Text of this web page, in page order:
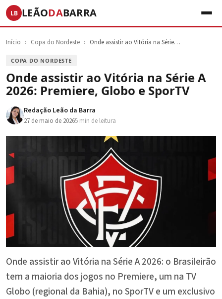
LB LEÃODABARRA
Início › Copa do Nordeste › Onde assistir ao Vitória na Série…
COPA DO NORDESTE
Onde assistir ao Vitória na Série A
2026: Premiere, Globo e SporTV
Redação Leão da Barra
27 de maio de 20265 min de leitura
Onde assistir ao Vitória na Série A 2026: o Brasileirão
tem a maioria dos jogos no Premiere, um na TV
Globo (regional da Bahia), no SporTV e um exclusivo